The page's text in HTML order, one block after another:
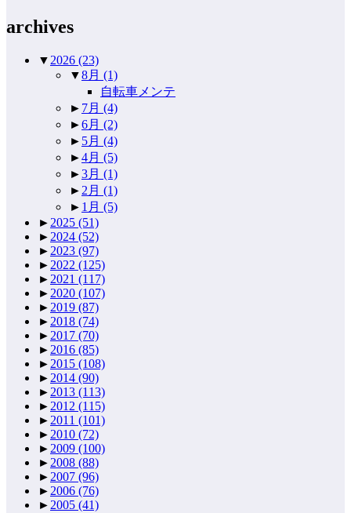
archives
▼ 2026 (23)
▼8月 (1)
自転車メンテ
► 7月 (4)
►6月 (2)
► 5月 (4)
►4月 (5)
►3月 (1)
► 2月 (1)
► 1月 (5)
► 2025 (51)
► 2024 (52)
► 2023 (97)
► 2022 (125)
► 2021 (117)
► 2020 (107)
► 2019 (87)
► 2018 (74)
► 2017 (70)
► 2016 (85)
► 2015 (108)
► 2014 (90)
► 2013 (113)
► 2012 (115)
► 2011 (101)
► 2010 (72)
► 2009 (100)
► 2008 (88)
► 2007 (96)
► 2006 (76)
► 2005 (41)